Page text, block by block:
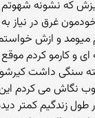
که نشونه
غرق در نیاز
و ازش خواستم
و کارمو کردم
سنگی داشت کیرشو
نگاش می کردم این
طول زندگیم کمتر